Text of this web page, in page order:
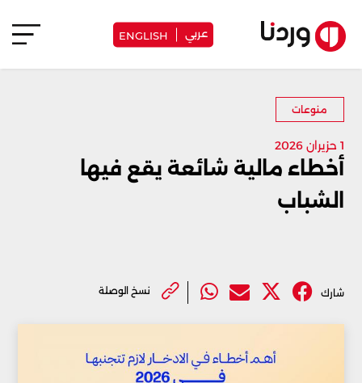
عربي ENGLISH
منوعات
1 حزيران 2026
أخطاء مالية شائعة يقع فيها
الشباب
شارك نسخ الوصلة